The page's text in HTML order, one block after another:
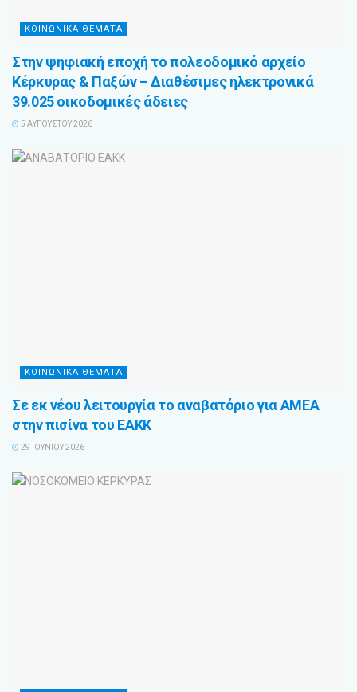
ΚΟΙΝΩΝΙΚΑ ΘΕΜΑΤΑ
Στην ψηφιακή εποχή το πολεοδομικό αρχείο
Κέρκυρας & Παξών – Διαθέσιμες ηλεκτρονικά
39.025 οικοδομικές άδειες
5 ΑΥΓΟΎΣΤΟΥ 2026
ΚΟΙΝΩΝΙΚΑ ΘΕΜΑΤΑ
Σε εκ νέου λειτουργία το αναβατόριο για ΑΜΕΑ
στην πισίνα του ΕΑΚΚ
29 ΙΟΥΝΊΟΥ 2026